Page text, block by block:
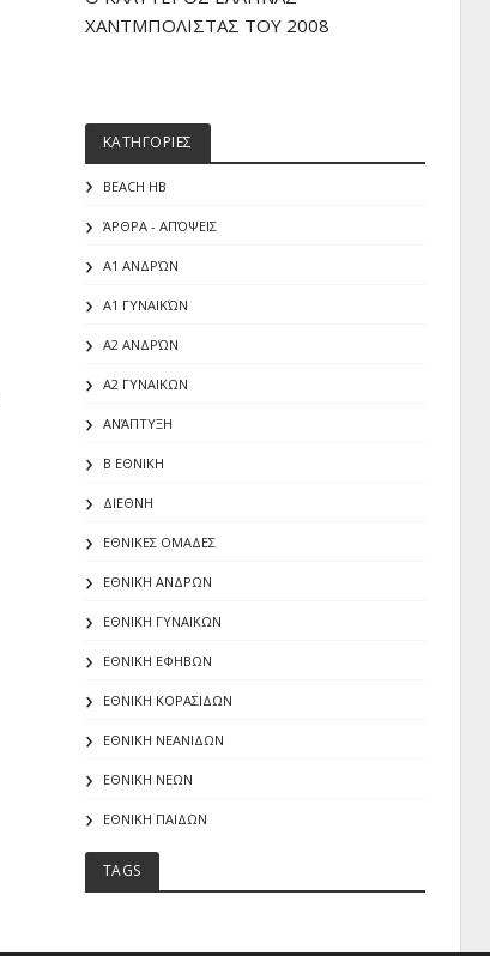
ΧΑΝΤΜΠΟΛΙΣΤΑΣ ΤΟΥ 2008
ΚΑΤΗΓΟΡΙΕΣ
BEACH HB
ΆΡΘΡΑ - ΑΠΌΨΕΙΣ
Α1 ΑΝΔΡΏΝ
Α1 ΓΥΝΑΙΚΏΝ
Α2 ΑΝΔΡΏΝ
Α2 ΓΥΝΑΙΚΩΝ
ΑΝΆΠΤΥΞΗ
Β ΕΘΝΙΚΗ
ΔΙΕΘΝΗ
ΕΘΝΙΚΕΣ ΟΜΑΔΕΣ
ΕΘΝΙΚΗ ΑΝΔΡΩΝ
ΕΘΝΙΚΗ ΓΥΝΑΙΚΩΝ
ΕΘΝΙΚΗ ΕΦΗΒΩΝ
ΕΘΝΙΚΗ ΚΟΡΑΣΙΔΩΝ
ΕΘΝΙΚΗ ΝΕΑΝΙΔΩΝ
ΕΘΝΙΚΗ ΝΕΩΝ
ΕΘΝΙΚΗ ΠΑΙΔΩΝ
TAGS